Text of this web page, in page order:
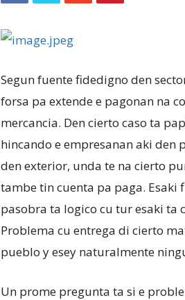
Segun fuente fidedigno den
forsa pa extende e pagonan na
mercancia. Den cierto caso ta
hincando e empresanan aki
den exterior, unda te na cierto
tambe tin cuenta pa paga. Esaki
pasobra ta logico cu tur esaki ta
Problema cu entrega di cierto
pueblo y esey naturalmente
Un prome pregunta ta si e